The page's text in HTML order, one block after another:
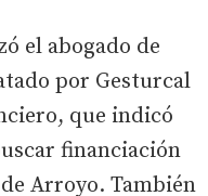
el abogado de
por Gesturcal
que indicó
financiación
Arroyo. También